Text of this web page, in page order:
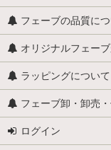
フェーブの品質に
オリジナルフェー
ラッピングについて
フェーブ卸・卸売
ログイン